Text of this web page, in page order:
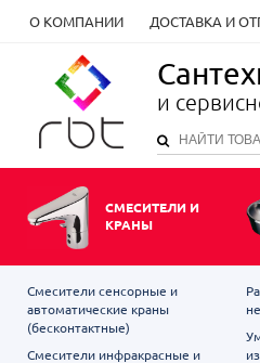
О КОМПАНИИ ДОСТАВКА И
и
СМЕСИТЕЛИ И
КРАНЫ
Смесители сенсорные и
автоматические краны
(бесконтактные)
Смесители инфракрасные и